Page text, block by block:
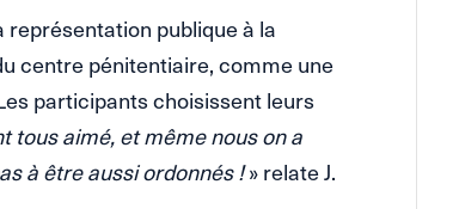
représentation publique à la
centre pénitentiaire, comme une
participants choisissent leurs
tous aimé, et même nous on a
à être aussi ordonnés !» relate J.